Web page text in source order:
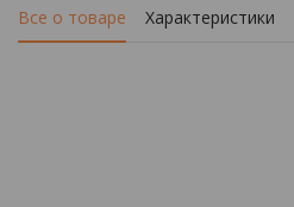
Все о товаре Характеристики